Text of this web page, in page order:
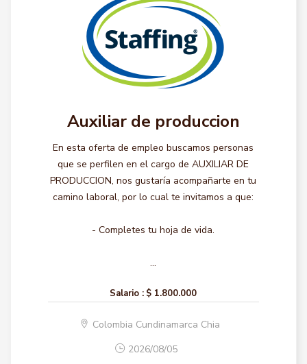
Auxiliar de produccion
En esta oferta de empleo buscamos personas
que se perfilen en el cargo de AUXILIAR DE
PRODUCCION, nos gustaría acompañarte en tu
camino laboral, por lo cual te invitamos a que:
- Completes tu hoja de vida.
...
Salario : $ 1.800.000
Colombia Cundinamarca Chia
2026/08/05